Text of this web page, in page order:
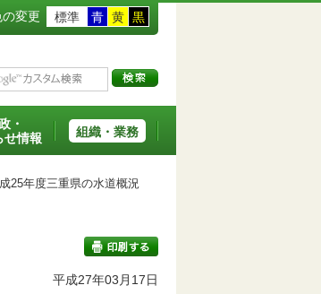
の変更 標準 青 黄 黒
・
せ情報
組織・業務
25年度三重県の水道概況
平成27年03月17日